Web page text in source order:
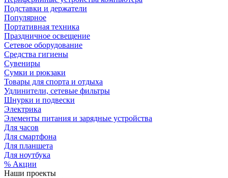
Подставки и держатели
Популярное
Портативная техника
Праздничное освещение
Сетевое оборудование
Средства гигиены
Сувениры
Сумки и рюкзаки
Товары для спорта и отдыха
Удлинители, сетевые фильтры
Шнурки и подвески
Электрика
Элементы питания и зарядные устройства
Для часов
Для смартфона
Для планшета
Для ноутбука
% Акции
Наши проекты